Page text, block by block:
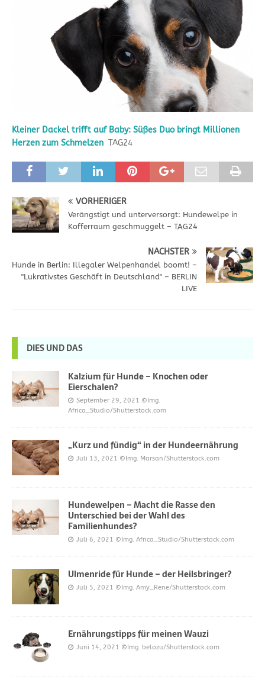
Kleiner Dackel trifft auf Baby: Süßes Duo bringt Millionen
Herzen zum Schmelzen TAG24
VORHERIGER
Verängstigt und unterversorgt: Hundewelpe in
Kofferraum geschmuggelt – TAG24
NÄCHSTER
Hunde in Berlin: Illegaler Welpenhandel boomt! –
"Lukrativstes Geschäft in Deutschland" – BERLIN
LIVE
DIES UND DAS
Kalzium für Hunde – Knochen oder
Eierschalen?
September 29, 2021 ©Img.
Africa_Studio/Shutterstock.com
„Kurz und fündig“ in der Hundeernährung
Juli 13, 2021 ©Img. Marsan/Shutterstock.com
Hundewelpen – Macht die Rasse den
Unterschied bei der Wahl des
Familienhundes?
Juli 6, 2021 ©Img. Africa_Studio/Shutterstock.com
Ulmenride für Hunde – der Heilsbringer?
Juli 5, 2021 ©Img. Amy_Rene/Shutterstock.com
Ernährungstipps für meinen Wauzi
Juni 14, 2021 ©Img. belozu/Shutterstock.com